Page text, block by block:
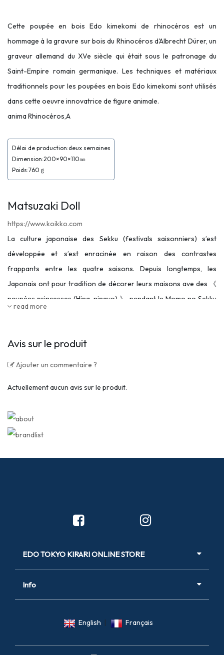
Cette poupée en bois Edo kimekomi de rhinocéros est un
hommage à la gravure sur bois du Rhinocéros d'Albrecht Dürer, un
graveur allemand du XVe siècle qui était sous le patronage du
Saint-Empire romain germanique. Les techniques et matériaux
traditionnels pour les poupées en bois Edo kimekomi sont utilisés
dans cette oeuvre innovatrice de figure animale.
anima Rhinocéros,A
Délai de production:deux semaines
Dimension:200×90×110㎜
Poids:760ｇ
Matsuzaki Doll
https://www.koikko.com
La culture japonaise des Sekku (festivals saisonniers) s’est
développée et s’est enracinée en raison des contrastes
frappants entre les quatre saisons. Depuis longtemps, les
Japonais ont pour tradition de décorer leurs maisons ave des 《
poupées princesses (Hina-ningyo) 》 pendant le Momo no Sekku
Matsuzaki Doll, fondée en 1921, est une marque vénérable qui
actuellement l’entreprise sous le nom de marque 《 Koikko 》 et
poupées.
d’une argile obtenue en malaxant de la sciure de paulownia, puis
extrémités du tissu dans les rainures. Pour les 《 poupée Edo
Ishogi 》, les tètes sont fabriquées de la même manière avec un
moule et attachées a un corps en paille qui est habille de
vêtements cousus. Ces deux types de poupées sont considérés
and perfectionnent quotidiennement leur travail a l’atelier.
read more
Avis sur le produit
Ajouter un commentaire ?
Actuellement aucun avis sur le produit.
EDO TOKYO KIRARI ONLINE STORE
Info
English | Français